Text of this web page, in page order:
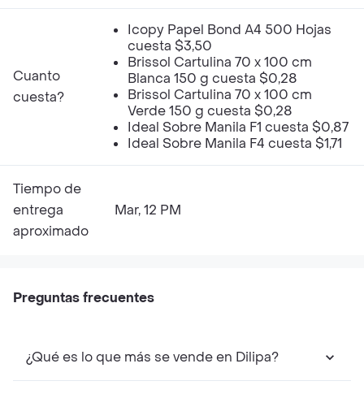
Cuanto
cuesta?
Icopy Papel Bond A4 500 Hojas
cuesta $3,50
Brissol Cartulina 70 x 100 cm
Blanca 150 g cuesta $0,28
Brissol Cartulina 70 x 100 cm
Verde 150 g cuesta $0,28
Ideal Sobre Manila F1 cuesta $0,87
Ideal Sobre Manila F4 cuesta $1,71
Tiempo de
entrega
aproximado
Mar, 12 PM
Preguntas frecuentes
¿Qué es lo que más se vende en Dilipa?